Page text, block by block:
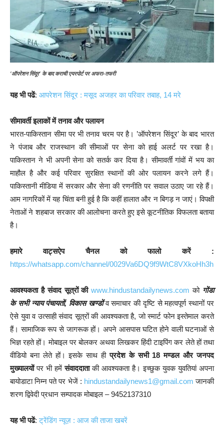
’ऑपरेशन सिंदूर’ के बाद कराची एयरपोर्ट पर अफरा-तफरी
यह भी पढें: आपरेशन सिंदूर : मसूद अजहर का परिवार तबाह, 14 मरे
सीमावर्ती इलाकों में तनाव और पलायन
भारत-पाकिस्तान सीमा पर भी तनाव चरम पर है। ’ऑपरेशन सिंदूर’ के बाद भारत
ने पंजाब और राजस्थान की सीमाओं पर सेना को हाई अलर्ट पर रखा है।
पाकिस्तान ने भी अपनी सेना को सतर्क कर दिया है। सीमावर्ती गांवों में भय का
माहौल है और कई परिवार सुरक्षित स्थानों की ओर पलायन करने लगे हैं।
पाकिस्तानी मीडिया में सरकार और सेना की रणनीति पर सवाल उठाए जा रहे हैं।
आम नागरिकों में यह चिंता बनी हुई है कि कहीं हालात और न बिगड़ न जाएं। विपक्षी
नेताओं ने शहबाज सरकार की आलोचना करते हुए इसे कूटनीतिक विफलता बताया
है।
हमारे वाट्सऐप चैनल को फालो करें :
https://whatsapp.com/channel/0029Va6DQ9f9WtC8VXkoHh3h
आवश्यकता है संवाद सूत्रों की www.hindustandailynews.com को गोंडा
के सभी न्याय पंचायतों, विकास खण्डों व समाचार की दृष्टि से महत्वपूर्ण स्थानों पर
ऐसे युवा व उत्साही संवाद सूत्रों की आवश्यकता है, जो स्मार्ट फोन इस्तेमाल करते
हैं। सामाजिक रूप से जागरूक हों। अपने आसपास घटित होने वाली घटनाओं से
भिज्ञ रहते हों। मोबाइल पर बोलकर अथवा लिखकर हिंदी टाइपिंग कर लेते हों तथा
वीडियो बना लेते हों। इसके साथ हीप्रदेश के सभी 18 मण्डल और जनपद
मुख्यालयोंपर भी हमेंसंवाददाताकी आवश्यकता है। इच्छुक युवक युवतियां अपना
बायोडाटा निम्न पते पर भेजें : hindustandailynews1@gmail.com जानकी
शरण द्विवेदी प्रधान सम्पादक मोबाइल – 9452137310
यह भी पढें:ट्रेंडिंग न्यूज़ : आज की ताजा खबरें